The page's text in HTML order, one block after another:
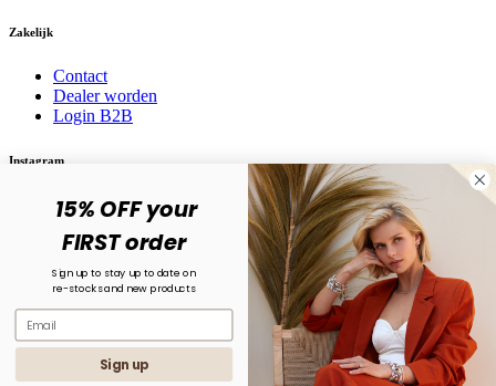
Zakelijk
Contact
Dealer worden
Login B2B
Instagram
Volg ons op social media! @karma.jewelry
15% OFF your
FIRST order
Sign up to stay up to date on
re-stocks and new products
Sign up